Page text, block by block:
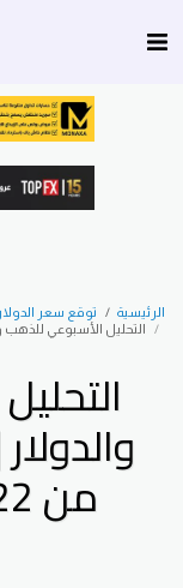
الرئيسية
توقع سعر
التحليل الأسبوعي للذهب